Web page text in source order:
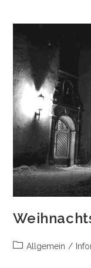
Beitrags-
Allgemein /